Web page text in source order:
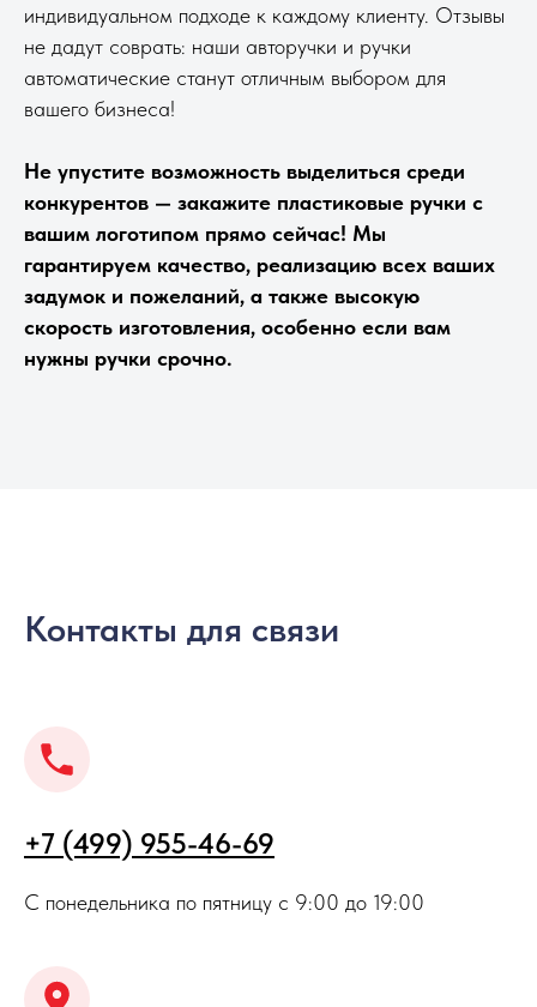
индивидуальном подходе к каждому клиенту. Отзывы
не дадут соврать: наши авторучки и ручки
автоматические станут отличным выбором для
вашего бизнеса!
Не упустите возможность выделиться среди
конкурентов — закажите пластиковые ручки с
вашим логотипом прямо сейчас! Мы
гарантируем качество, реализацию всех ваших
задумок и пожеланий, а также высокую
скорость изготовления, особенно если вам
нужны ручки срочно.
Контакты для связи
+7 (499) 955-46-69
С понедельника по пятницу с 9:00 до 19:00